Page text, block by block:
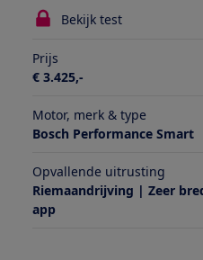
Bekijk test
Prijs
€ 3.425,-
Motor, merk & type
Bosch Performance Smart
Opvallende uitrusting
Riemaandrijving | Zeer
app